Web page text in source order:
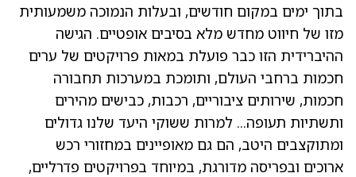
בתוך ימים במקום חודשים, ובעלות הנמוכה משמעותית
מזו של חיווט מחדש מלא בסיבים אופטיים. הגישה
ההיברידית הזו כבר פועלת במאות פרויקטים של ערים
חכמות ברחבי העולם, ותומכת במערכות תחבורה
חכמות, שירותים ציבוריים, רכבות, כבישים מהירים
ותשתיות תעופה... למרות ששוקי היעד שלנו גדולים
ומתוקצבים היטב, הם גם מאופיינים במחזורי רכש
ארוכים ובפריסה מדורגת, במיוחד בפרויקטים פדרליים,